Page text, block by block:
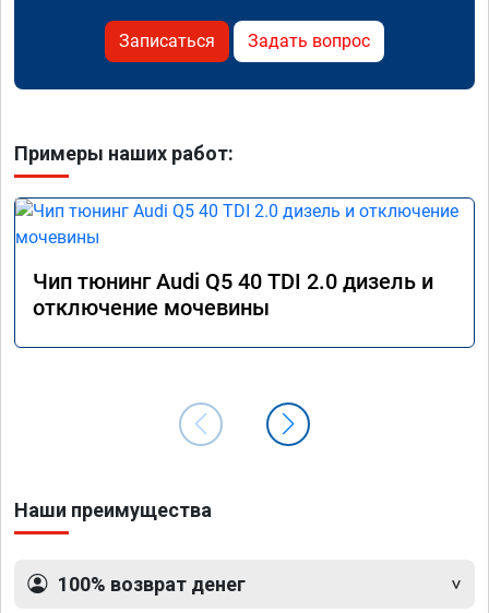
Записаться Задать вопрос
Примеры наших работ:
Чип тюнинг Audi Q5 40 TDI 2.0 дизель и
отключение мочевины
Наши преимущества
100% возврат денег